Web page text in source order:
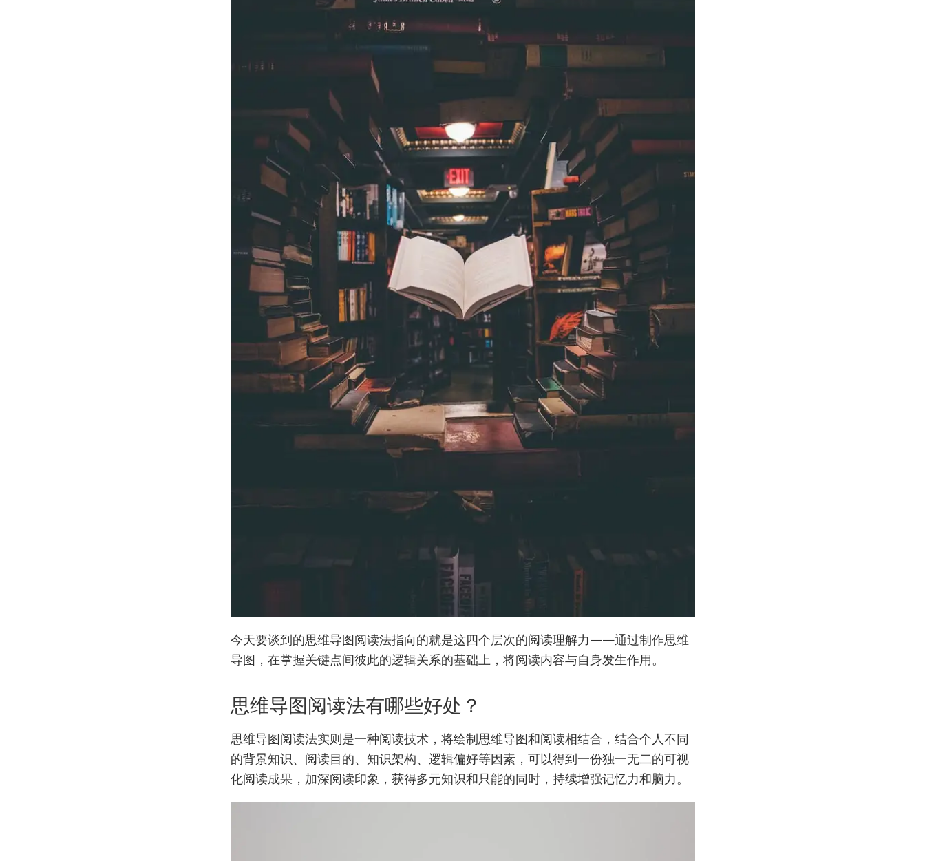
今天要谈到的思维导图阅读法指向的就是这四个层次的阅读理解力——通过制作思维
导图，在掌握关键点间彼此的逻辑关系的基础上，将阅读内容与自身发生作用。
思维导图阅读法有哪些好处？
思维导图阅读法实则是一种阅读技术，将绘制思维导图和阅读相结合，结合个人不同
的背景知识、阅读目的、知识架构、逻辑偏好等因素，可以得到一份独一无二的可视
化阅读成果，加深阅读印象，获得多元知识和只能的同时，持续增强记忆力和脑力。